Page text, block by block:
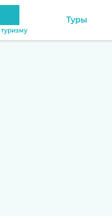
туризму
Туры